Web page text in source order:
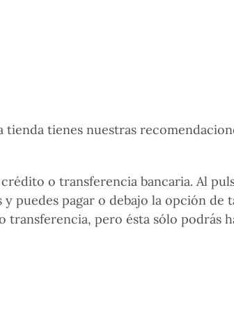
tienes nuestras
o transferencia bancaria. Al
puedes pagar o debajo la opción
pero ésta sólo podrás